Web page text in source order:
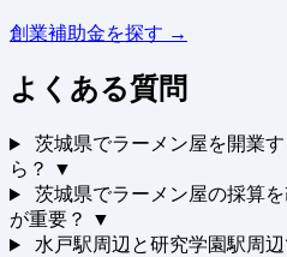
創業補助金を探す →
よくある質問
茨城県でラーメン屋を開業
ら？
▼
茨城県でラーメン屋の採算
が重要？
▼
水戸駅周辺と研究学園駅周